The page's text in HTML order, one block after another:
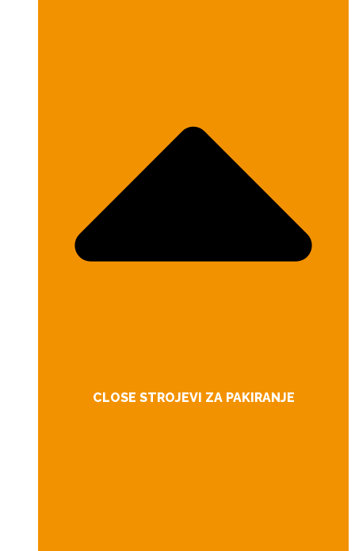
CLOSE STROJEVI ZA PAKIRANJE